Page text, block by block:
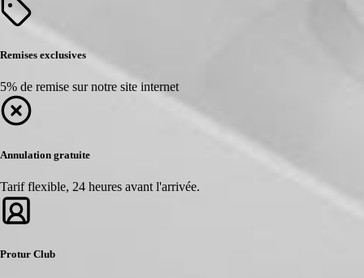
Remises exclusives
5% de remise sur notre site internet
Annulation gratuite
Tarif flexible, 24 heures avant l'arrivée.
Protur Club